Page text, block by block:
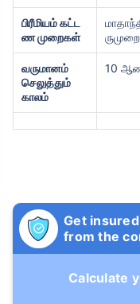
பிரீமியம் கட்ட
ண முறைகள்
ருமுறை
வருமானம்
செலுத்தும்
காலம்
10
Get insured
from the
Calculate